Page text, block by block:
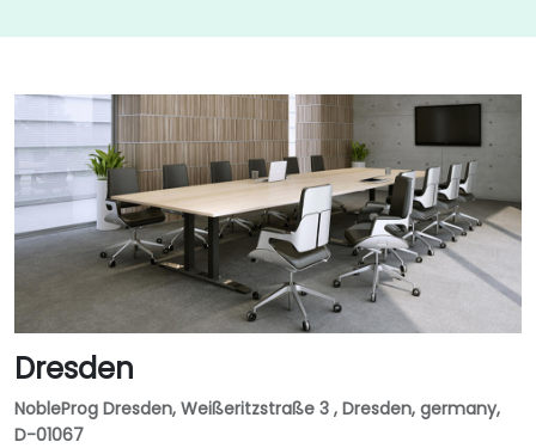
Dresden
NobleProg Dresden, Weißeritzstraße 3 , Dresden, germany,
D-01067